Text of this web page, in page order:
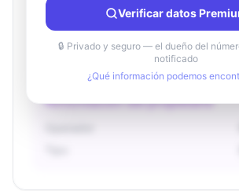
Ciudad
Región
Información del propietario
Verificar datos
🔒 Privado y seguro — el dueño del
notificado
¿Qué información podemos